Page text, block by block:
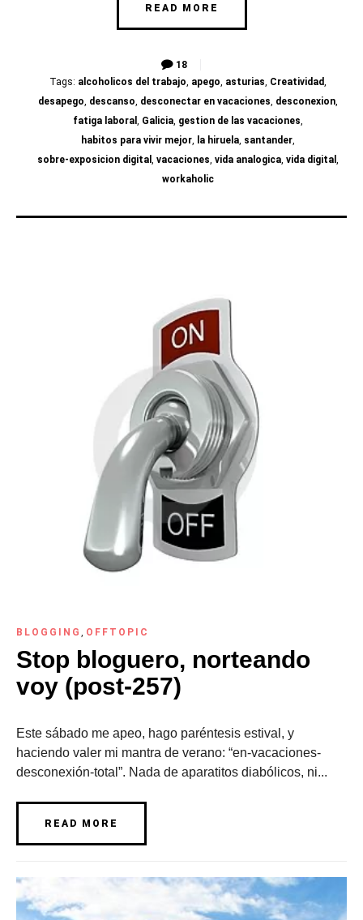
READ MORE
18
Tags: alcoholicos del trabajo, apego, asturias, Creatividad,
desapego, descanso, desconectar en vacaciones, desconexion,
fatiga laboral , Galicia, gestion de las vacaciones,
habitos para vivir mejor, la hiruela, santander,
sobre-exposicion digital , vacaciones, vida analogica, vida digital ,
workaholic
BLOGGING , OFFTOPIC
Stop bloguero, norteando
voy (post-257)
Este sábado me apeo, hago paréntesis estival, y
haciendo valer mi mantra de verano: “en-vacaciones-
desconexión-total”. Nada de aparatitos diabólicos, ni...
READ MORE